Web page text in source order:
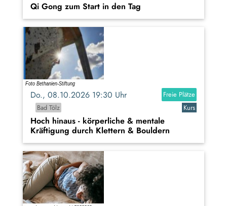
Qi Gong zum Start in den Tag
Do., 08.10.2026 19:30 Uhr
Freie Plätze
Bad Tölz
Kurs
Hoch hinaus - körperliche & mentale
Kräftigung durch Klettern & Bouldern